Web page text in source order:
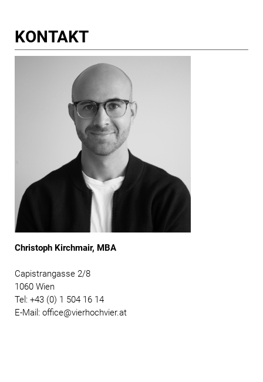
KONTAKT
Christoph Kirchmair, MBA
Capistrangasse 2/8
1060 Wien
Tel: +43 (0) 1 504 16 14
E-Mail: office@vierhochvier.at